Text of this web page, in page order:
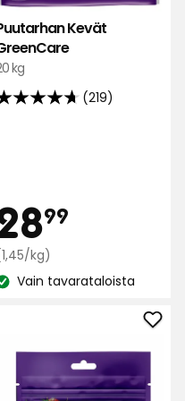
Kevät
kg
(219)
4.7
99
€
kg)
1,45
Vain tavarataloista